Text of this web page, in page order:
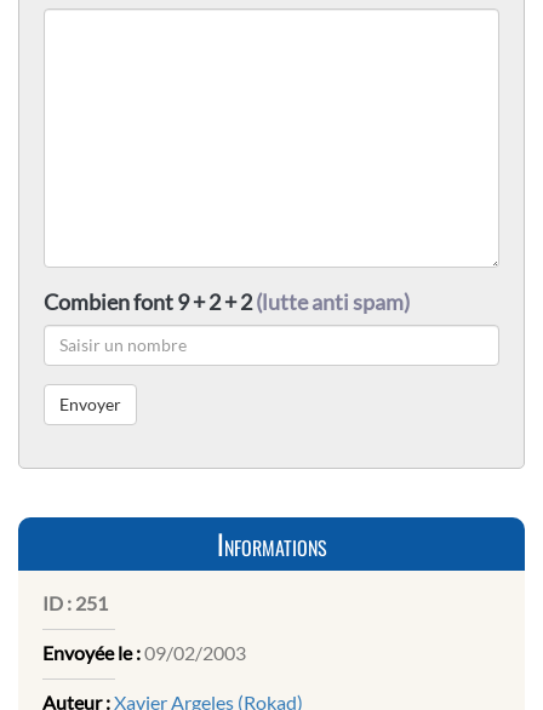
Combien font 9 + 2 + 2(lutte anti spam)
Informations
ID : 251
Envoyée le :09/02/2003
Auteur :Xavier Argeles (Rokad)